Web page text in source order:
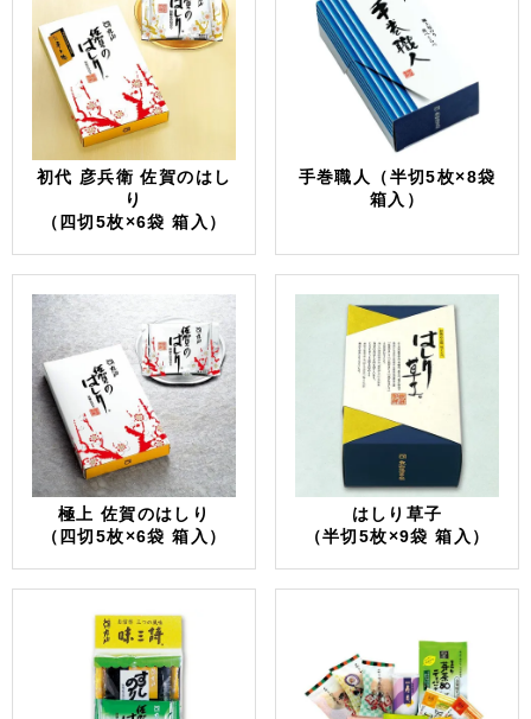
初代 彦兵衛 佐賀のはし
り
（四切5枚×6袋 箱入）
手巻職人（半切5枚×8袋
箱入）
極上 佐賀のはしり
（四切5枚×6袋 箱入）
はしり草子
（半切5枚×9袋 箱入）